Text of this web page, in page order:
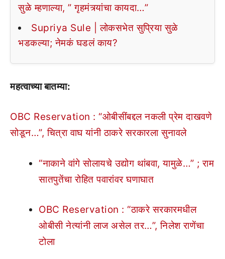
सुळे म्हणाल्या, ” गृहमंत्र्यांचा कायदा…”
Supriya Sule | लोकसभेत सुप्रिया सुळे
भडकल्या; नेमकं घडलं काय?
महत्वाच्या बातम्या:
OBC Reservation : “ओबीसींबद्दल नकली प्रेम दाखवणे
सोडून…”, चित्रा वाघ यांनी ठाकरे सरकारला सुनावले
“नाकाने वांगे सोलायचे उद्योग थांबवा, यामुळे…” ; राम
सातपुतेंचा रोहित पवारांवर घणाघात
OBC Reservation : “ठाकरे सरकारमधील
ओबीसी नेत्यांनी लाज असेल तर…”, निलेश राणेंचा
टोला